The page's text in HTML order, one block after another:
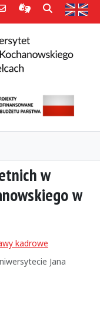
Poczta e-mailInformacje dla
Szukaj
w
w
kadrowe
Jana